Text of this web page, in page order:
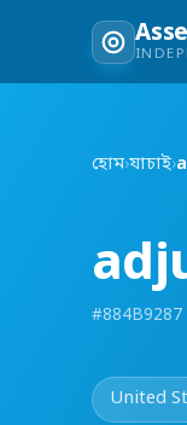
হোম›যাচাই›
#884B9287
United